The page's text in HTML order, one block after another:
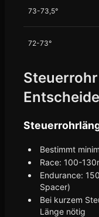
73-73,5°
72-73°
Bestimmt
Race: 100-
Endurance:
Spacer)
Bei kurzem
Länge nötig